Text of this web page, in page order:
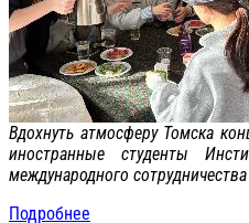
Вдохнуть атмосферу Томска
иностранные студенты
международного
Подробнее